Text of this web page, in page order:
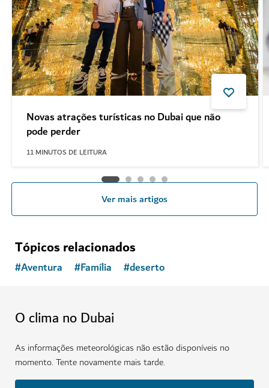
Novas atrações turísticas no Dubai que não
pode perder
11 MINUTOS DE LEITURA
Ver mais artigos
Tópicos relacionados
#Aventura #Família #deserto
O clima no Dubai
As informações meteorológicas não estão disponíveis no
momento. Tente novamente mais tarde.